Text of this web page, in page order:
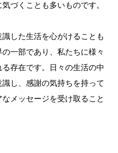
づくことも多いものです。
した生活を心がけることも
一部であり、私たちに様々
存在です。日々の生活の中
し、感謝の気持ちを持って
メッセージを受け取ること